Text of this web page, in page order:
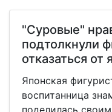
"Суровые"
подтолкнули
отказаться от
Японская
воспитанница
поделилась